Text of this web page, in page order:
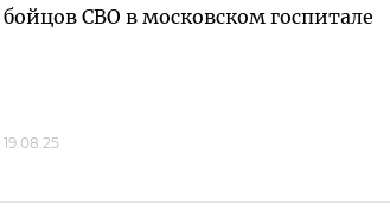
бойцов СВО в московском госпитале
19.08.25